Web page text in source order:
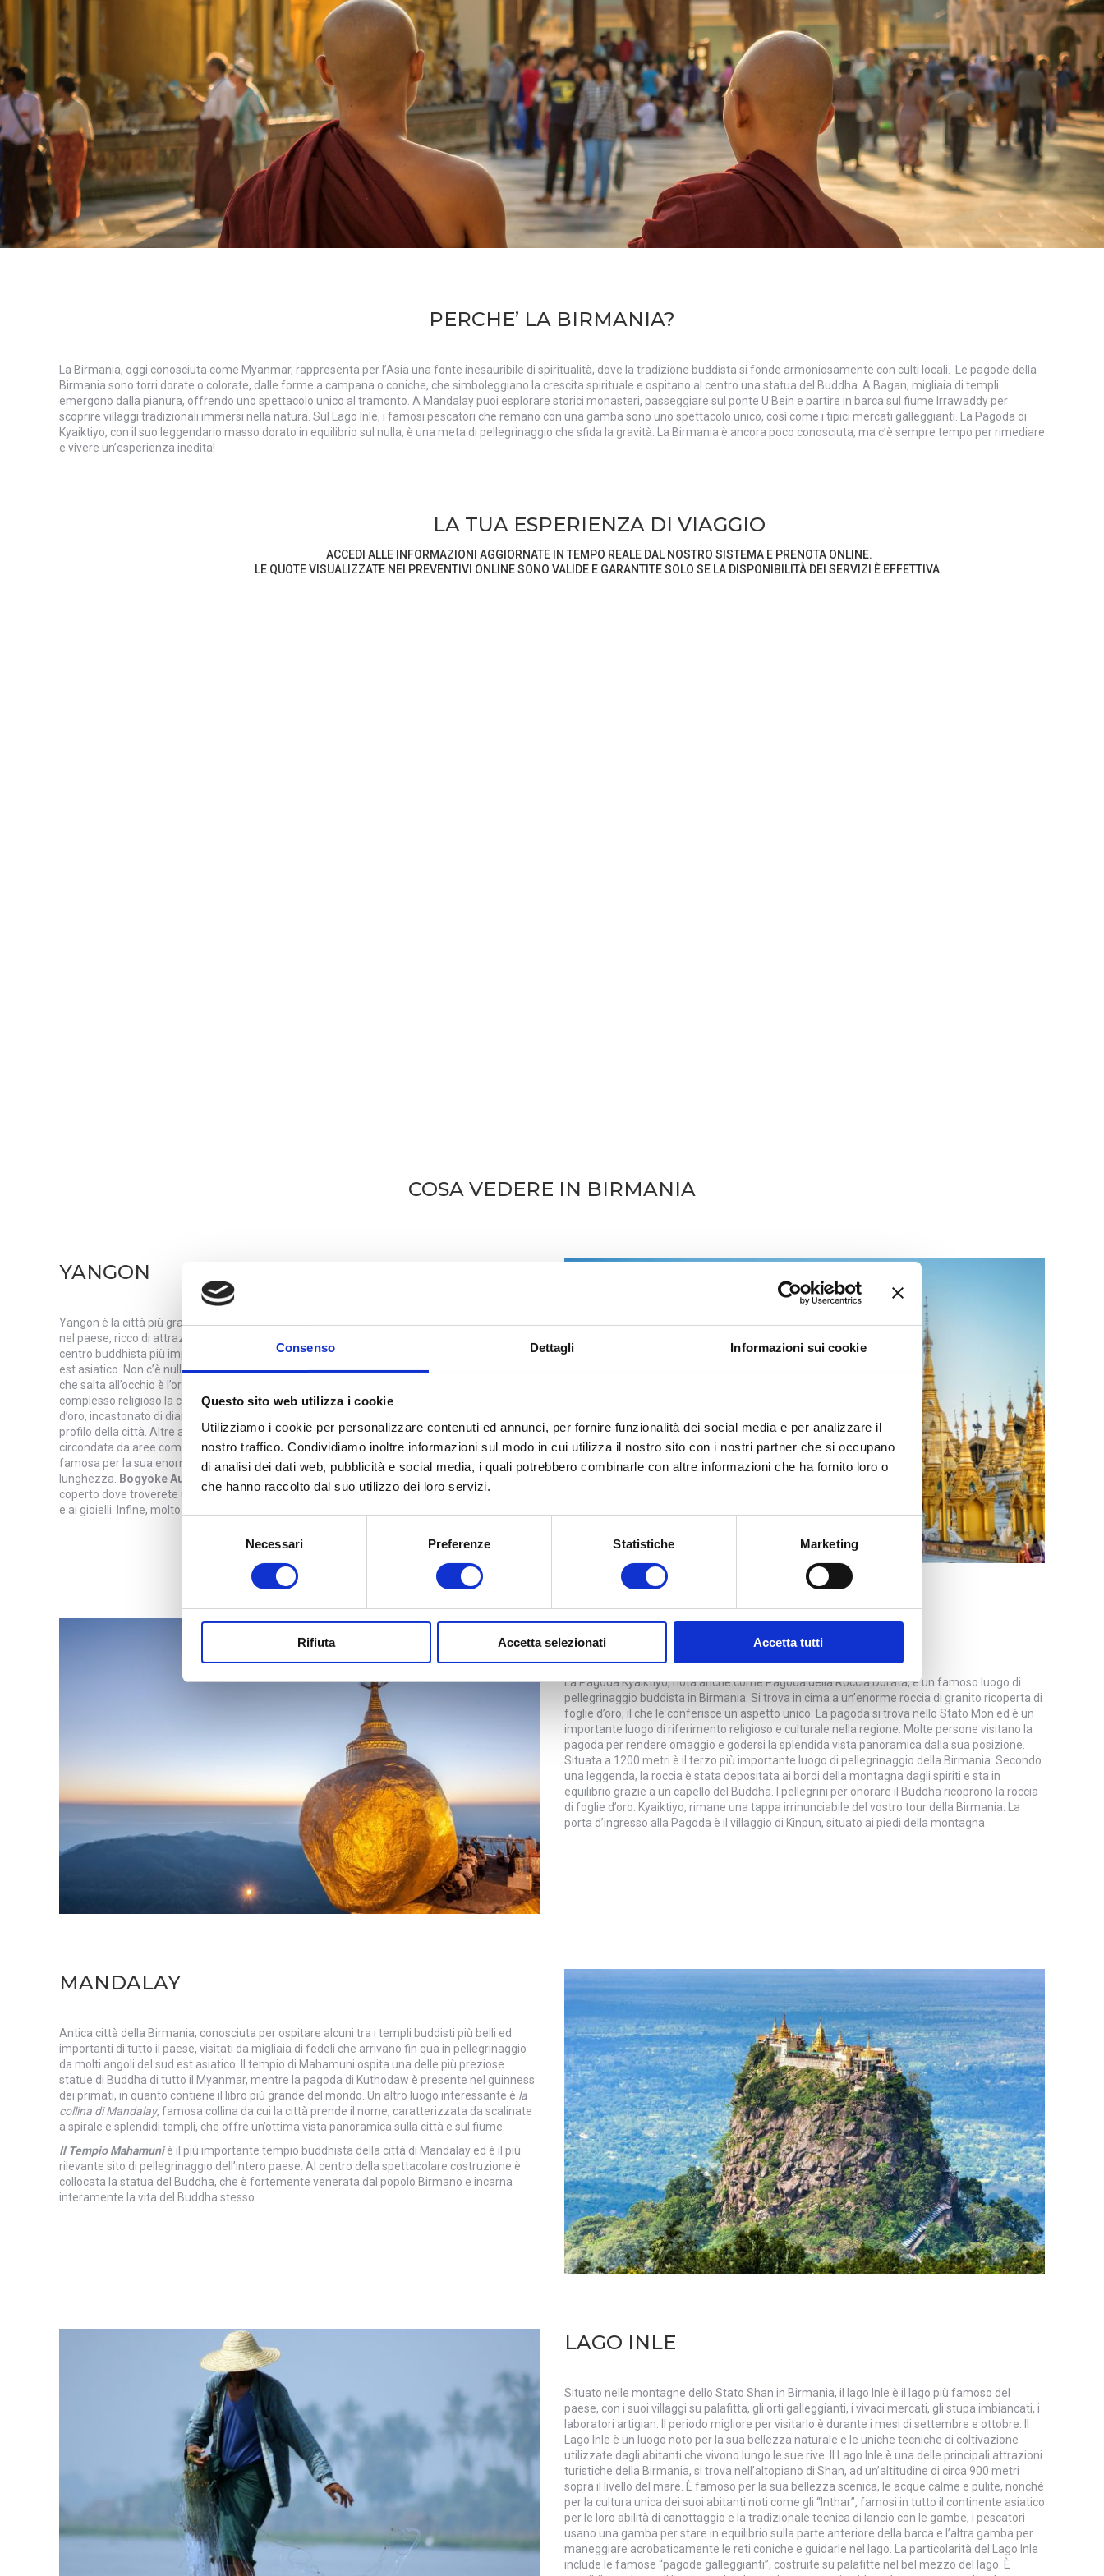
Consenso Dettagli Informazioni sui cookie
Questo sito web utilizza i cookie
Utilizziamo i cookie per personalizzare contenuti ed annunci, per fornire funzionalità dei social media e per analizzare il
nostro traffico. Condividiamo inoltre informazioni sul modo in cui utilizza il nostro sito con i nostri partner che si occupano
di analisi dei dati web, pubblicità e social media, i quali potrebbero combinarle con altre informazioni che ha fornito loro o
che hanno raccolto dal suo utilizzo dei loro servizi.
Necessari Preferenze Statistiche Marketing
Rifiuta Accetta selezionati Accetta tutti
PERCHE’ LA BIRMANIA?
La Birmania, oggi conosciuta come Myanmar, rappresenta per l’Asia una fonte inesauribile di spiritualità, dove la tradizione buddista si fonde armoniosamente con culti locali. Le pagode della
Birmania sono torri dorate o colorate, dalle forme a campana o coniche, che simboleggiano la crescita spirituale e ospitano al centro una statua del Buddha. A Bagan, migliaia di templi
emergono dalla pianura, offrendo uno spettacolo unico al tramonto. A Mandalay puoi esplorare storici monasteri, passeggiare sul ponte U Bein e partire in barca sul fiume Irrawaddy per
scoprire villaggi tradizionali immersi nella natura. Sul Lago Inle, i famosi pescatori che remano con una gamba sono uno spettacolo unico, così come i tipici mercati galleggianti. La Pagoda di
Kyaiktiyo, con il suo leggendario masso dorato in equilibrio sul nulla, è una meta di pellegrinaggio che sfida la gravità. La Birmania è ancora poco conosciuta, ma c’è sempre tempo per rimediare
e vivere un’esperienza inedita!
LA TUA ESPERIENZA DI VIAGGIO
ACCEDI ALLE INFORMAZIONI AGGIORNATE IN TEMPO REALE DAL NOSTRO SISTEMA E PRENOTA ONLINE.
LE QUOTE VISUALIZZATE NEI PREVENTIVI ONLINE SONO VALIDE E GARANTITE SOLO SE LA DISPONIBILITÀ DEI SERVIZI È EFFETTIVA.
COSA VEDERE IN BIRMANIA
YANGON
Yangon è la città più grande della Birmania. È un importante centro culturale ed economico
nel paese, ricco di attrazioni interessanti da vedere, prima tra tutte la
centro buddhista più importante e antico del paese, nonché uno dei più rilevanti di tutto il sud-
est asiatico. Non c’è nulla in grado di descrivere la maestosità di questo posto, la prima cosa
che salta all’occhio è l’oro, colore predominante dell’intera struttura. Il meraviglioso
complesso religioso la cui punta di diamante è costituita dallo stupa interamente ricoperto
d’oro, incastonato di diamanti e pietre preziose che svetta a 98 metri d’altezza, dominando il
profilo della città. Altre attrazioni da vedere sono Sule Pagodasituata al centro della città,
circondata da aree commerciali e caotiche strade del centro;Chauk Htat Gyi Pagoda
famosa per la sua enorme statua reclinata di Buddha, che misura circa 66 metri di
lunghezza.
Bogyoke Aung San Market
coperto dove troverete una grande varietà di prodotti, dall’artigianato locale all’abbigliamento
e ai gioielli. Infine, molto caratteristici gli edifici coloniali dell’epoca britannica.
LA PAGODA KYAIKTIYO
La Pagoda Kyaiktiyo, nota anche come Pagoda della Roccia Dorata, è un famoso luogo di
pellegrinaggio buddista in Birmania. Si trova in cima a un’enorme roccia di granito ricoperta di
foglie d’oro, il che le conferisce un aspetto unico. La pagoda si trova nello Stato Mon ed è un
importante luogo di riferimento religioso e culturale nella regione. Molte persone visitano la
pagoda per rendere omaggio e godersi la splendida vista panoramica dalla sua posizione.
Situata a 1200 metri è il terzo più importante luogo di pellegrinaggio della Birmania. Secondo
una leggenda, la roccia è stata depositata ai bordi della montagna dagli spiriti e sta in
equilibrio grazie a un capello del Buddha. I pellegrini per onorare il Buddha ricoprono la roccia
di foglie d’oro. Kyaiktiyo, rimane una tappa irrinunciabile del vostro tour della Birmania. La
porta d’ingresso alla Pagoda è il villaggio di Kinpun, situato ai piedi della montagna
MANDALAY
Antica città della Birmania, conosciuta per ospitare alcuni tra i templi buddisti più belli ed
importanti di tutto il paese, visitati da migliaia di fedeli che arrivano fin qua in pellegrinaggio
da molti angoli del sud est asiatico. Il tempio di Mahamuni ospita una delle più preziose
statue di Buddha di tutto il Myanmar, mentre la pagoda di Kuthodaw è presente nel guinness
dei primati, in quanto contiene il libro più grande del mondo. Un altro luogo interessante è la
collina di Mandalay, famosa collina da cui la città prende il nome, caratterizzata da scalinate
a spirale e splendidi templi, che offre un’ottima vista panoramica sulla città e sul fiume.
Il Tempio Mahamuniè il più importante tempio buddhista della città di Mandalay ed è il più
rilevante sito di pellegrinaggio dell’intero paese. Al centro della spettacolare costruzione è
collocata la statua del Buddha, che è fortemente venerata dal popolo Birmano e incarna
interamente la vita del Buddha stesso.
LAGO INLE
Situato nelle montagne dello Stato Shan in Birmania, il lago Inle è il lago più famoso del
paese, con i suoi villaggi su palafitta, gli orti galleggianti, i vivaci mercati, gli stupa imbiancati, i
laboratori artigian. Il periodo migliore per visitarlo è durante i mesi di settembre e ottobre. Il
Lago Inle è un luogo noto per la sua bellezza naturale e le uniche tecniche di coltivazione
utilizzate dagli abitanti che vivono lungo le sue rive. Il Lago Inle è una delle principali attrazioni
turistiche della Birmania, si trova nell’altopiano di Shan, ad un’altitudine di circa 900 metri
sopra il livello del mare. È famoso per la sua bellezza scenica, le acque calme e pulite, nonché
per la cultura unica dei suoi abitanti noti come gli “Inthar”, famosi in tutto il continente asiatico
per le loro abilità di canottaggio e la tradizionale tecnica di lancio con le gambe, i pescatori
usano una gamba per stare in equilibrio sulla parte anteriore della barca e l’altra gamba per
maneggiare acrobaticamente le reti coniche e guidarle nel lago. La particolarità del Lago Inle
include le famose “pagode galleggianti”, costruite su palafitte nel bel mezzo del lago. È